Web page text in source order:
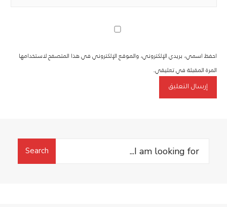
احفظ اسمي، بريدي الإلكتروني، والموقع الإلكتروني في هذا المتصفح لاستخدامها
المرة المقبلة في تعليقي.
Search
Search